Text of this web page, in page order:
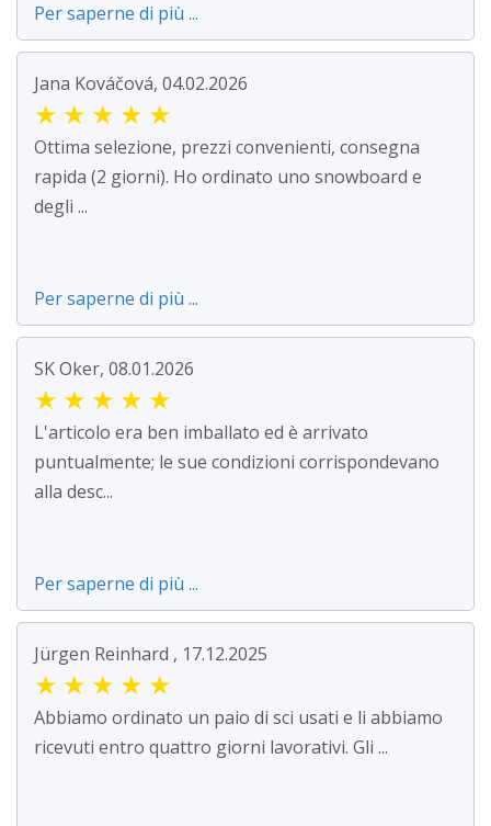
Per saperne di più ...
Jana Kováčová, 04.02.2026
★ ★ ★ ★ ★
Ottima selezione, prezzi convenienti, consegna
rapida (2 giorni). Ho ordinato uno snowboard e
degli ...
Per saperne di più ...
SK Oker, 08.01.2026
★ ★ ★ ★ ★
L'articolo era ben imballato ed è arrivato
puntualmente; le sue condizioni corrispondevano
alla desc...
Per saperne di più ...
Jürgen Reinhard , 17.12.2025
★ ★ ★ ★ ★
Abbiamo ordinato un paio di sci usati e li abbiamo
ricevuti entro quattro giorni lavorativi. Gli ...